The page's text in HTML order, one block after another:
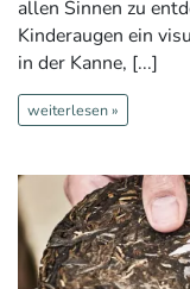
allen Sinnen zu
Kinderaugen ein
in der Kanne, [...]
weiterlesen »